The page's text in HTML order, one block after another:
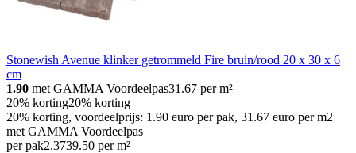
Stonewish Avenue klinker getrommeld Fire bruin/rood 20 x 30 x 6
cm
1.90 met GAMMA Voordeelpas31.67 per m²
20% korting20% korting
20% korting, voordeelprijs: 1.90 euro per pak, 31.67 euro per m2
met GAMMA Voordeelpas
per pak2.3739.50 per m²